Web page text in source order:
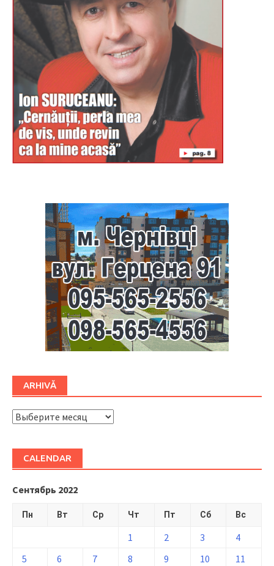
ARHIVĂ
ARHIVĂ
CALENDAR
Сентябрь 2022
Пн Вт Ср Чт Пт Сб Вс
1 2 3
4
5
6 7 8 9 10
11